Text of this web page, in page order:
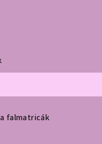
falmatricák